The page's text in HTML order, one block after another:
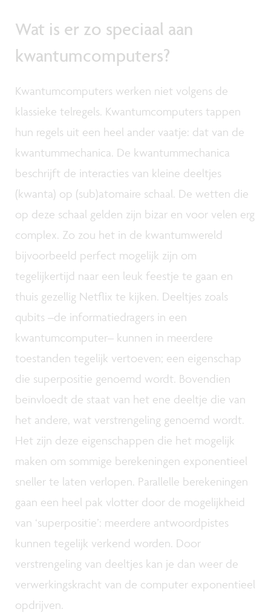
Wat is er zo speciaal aan
kwantumcomputers?
Kwantumcomputers werken niet volgens de
klassieke telregels. Kwantumcomputers tappen
hun regels uit een heel ander vaatje: dat van de
kwantummechanica. De kwantummechanica
beschrijft de interacties van kleine deeltjes
(kwanta) op (sub)atomaire schaal. De wetten die
op deze schaal gelden zijn bizar en voor velen erg
complex. Zo zou het in de kwantumwereld
bijvoorbeeld perfect mogelijk zijn om
tegelijkertijd naar een leuk feestje te gaan en
thuis gezellig Netflix te kijken. Deeltjes zoals
qubits –de informatiedragers in een
kwantumcomputer– kunnen in meerdere
toestanden tegelijk vertoeven; een eigenschap
die superpositie genoemd wordt. Bovendien
beïnvloedt de staat van het ene deeltje die van
het andere, wat verstrengeling genoemd wordt.
Het zijn deze eigenschappen die het mogelijk
maken om sommige berekeningen exponentieel
sneller te laten verlopen. Parallelle berekeningen
gaan een heel pak vlotter door de mogelijkheid
van ‘superpositie’: meerdere antwoordpistes
kunnen tegelijk verkend worden. Door
verstrengeling van deeltjes kan je dan weer de
verwerkingskracht van de computer exponentieel
opdrijven.